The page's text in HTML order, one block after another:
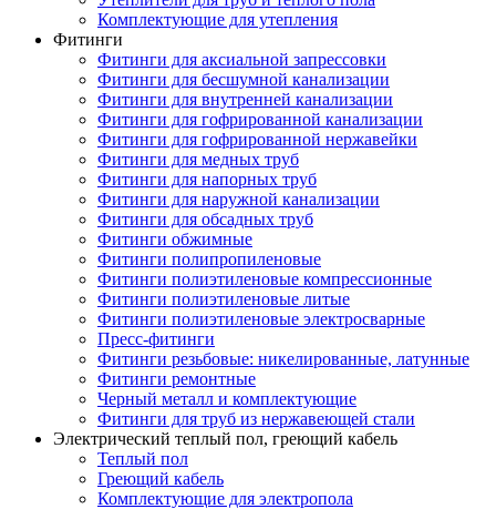
Комплектующие для утепления
Фитинги
Фитинги для аксиальной запрессовки
Фитинги для бесшумной канализации
Фитинги для внутренней канализации
Фитинги для гофрированной канализации
Фитинги для гофрированной нержавейки
Фитинги для медных труб
Фитинги для напорных труб
Фитинги для наружной канализации
Фитинги для обсадных труб
Фитинги обжимные
Фитинги полипропиленовые
Фитинги полиэтиленовые компрессионные
Фитинги полиэтиленовые литые
Фитинги полиэтиленовые электросварные
Пресс-фитинги
Фитинги резьбовые: никелированные, латунные
Фитинги ремонтные
Черный металл и комплектующие
Фитинги для труб из нержавеющей стали
Электрический теплый пол, греющий кабель
Теплый пол
Греющий кабель
Комплектующие для электропола